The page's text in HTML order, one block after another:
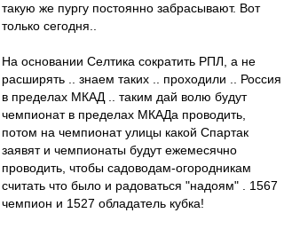
такую же пургу постоянно забрасывают. Вот
только сегодня..
На основании Селтика сократить РПЛ, а не
расширять .. знаем таких .. проходили .. Россия
в пределах МКАД .. таким дай волю будут
чемпионат в пределах МКАДа проводить,
потом на чемпионат улицы какой Спартак
заявят и чемпионаты будут ежемесячно
проводить, чтобы садоводам-огородникам
считать что было и радоваться "надоям" . 1567
чемпион и 1527 обладатель кубка!